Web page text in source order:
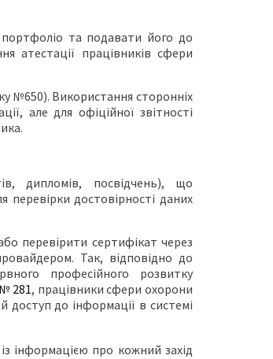
портфоліо та подавати його до
атестації працівників сфери
№650). Використання сторонніх
але для офіційної звітності
дипломів, посвідчень), що
достовірності даних
перевірити сертифікат через
Так, відповідно до
професійного розвитку
№ 281, працівники сфери охорони
доступ до інформації в системі
інформацією про кожний захід